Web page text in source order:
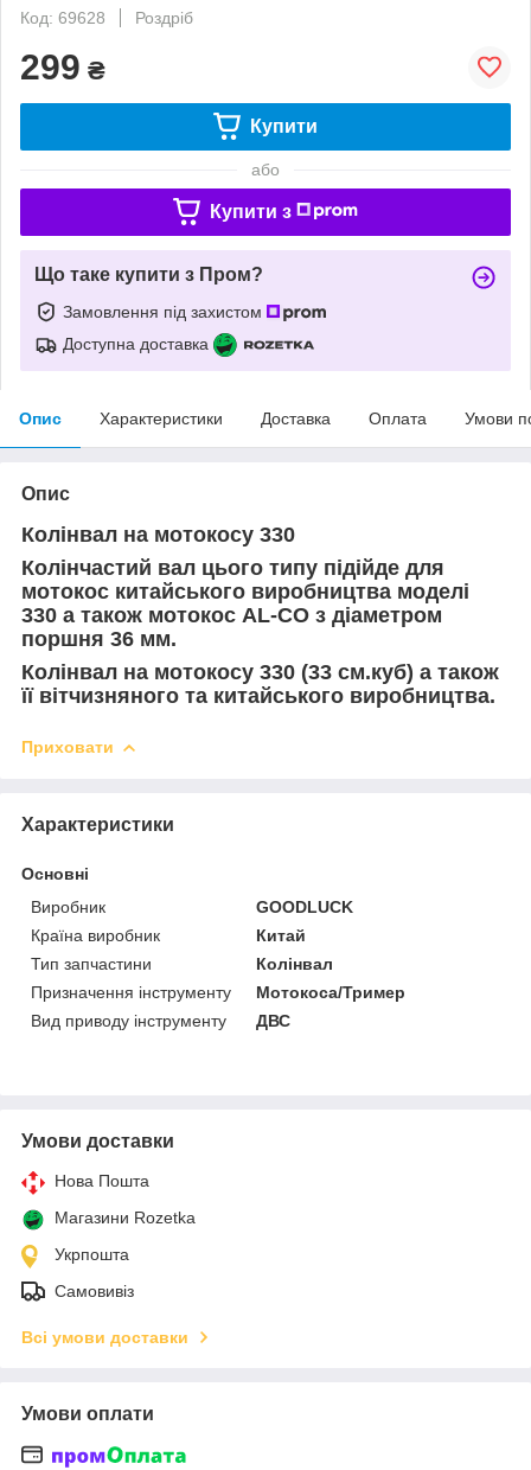
Код: 69628
Роздріб
299 ₴
Купити
або
Купити з
Що таке купити з Пром?
Замовлення під захистом
Доступна доставка
Опис Характеристики Доставка Оплата Умови
Опис
Колінвал на мотокосу 330
Колінчастий вал цього типу підійде для
мотокос китайського виробництва моделі
330 а також мотокос AL-CO з діаметром
поршня 36 мм.
Колінвал на мотокосу 330 (33 см.куб) а також
її вітчизняного та китайського виробництва.
Приховати
Характеристики
Основні
Виробник
GOODLUCK
Країна виробник
Китай
Тип запчастини
Колінвал
Призначення інструменту
Мотокоса/Тример
Вид приводу інструменту
ДВС
Умови доставки
Нова Пошта
Магазини Rozetka
Укрпошта
Самовивіз
Всі умови доставки
Умови оплати